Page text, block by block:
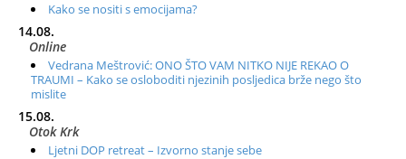
Kako se nositi s emocijama?
14.08.
Online
Vedrana Meštrović: ONO ŠTO VAM NITKO NIJE REKAO O
TRAUMI – Kako se osloboditi njezinih posljedica brže nego što
mislite
15.08.
Otok Krk
Ljetni DOP retreat – Izvorno stanje sebe